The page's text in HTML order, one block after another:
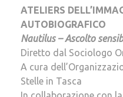
ATELIERS
AUTOBIOGRAFICO
Nautilus – Ascolto
Diretto dal Sociologo
A cura
Stelle in Tasca